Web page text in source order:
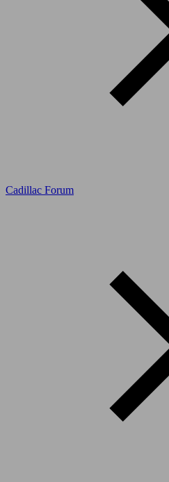
Cadillac Forum